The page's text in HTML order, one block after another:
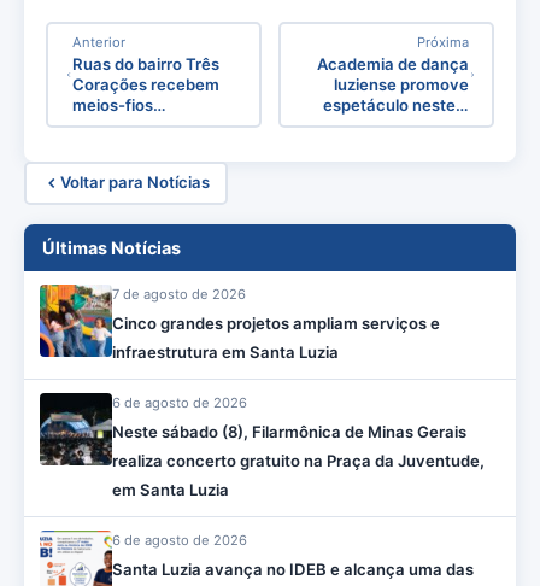
Anterior
Ruas do bairro Três
Corações recebem
meios-fios…
Próxima
Academia de dança
luziense promove
espetáculo neste…
Voltar para Notícias
Últimas Notícias
7 de agosto de 2026
Cinco grandes projetos ampliam serviços e
infraestrutura em Santa Luzia
6 de agosto de 2026
Neste sábado (8), Filarmônica de Minas Gerais
realiza concerto gratuito na Praça da Juventude,
em Santa Luzia
6 de agosto de 2026
Santa Luzia avança no IDEB e alcança uma das